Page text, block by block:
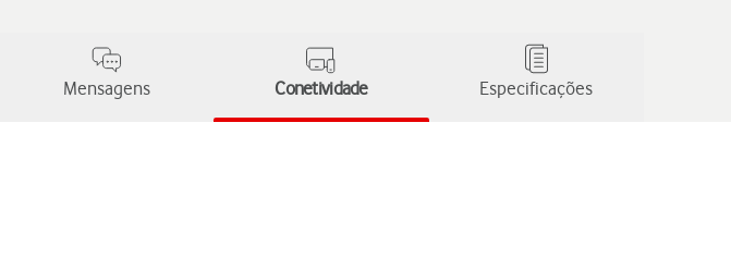
Mensagens Conetividade Especificações